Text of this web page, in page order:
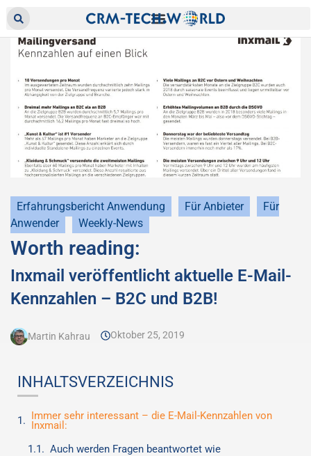
Erfahrungsbericht Anwendung Für Anbieter
Für
Anwender
Weekly-News
Worth reading:
Inxmail veröffentlicht aktuelle E-Mail-
Kennzahlen – B2C und B2B!
Martin Kahrau Oktober 25, 2019
INHALTSVERZEICHNIS
Immer sehr interessant – die E-Mail-Kennzahlen von
Inxmail:
Auch werden Fragen beantwortet wie